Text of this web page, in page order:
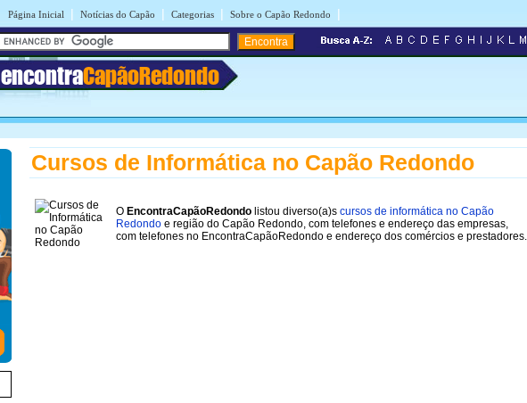
Página Inicial | Notícias do Capão | Categorias | Sobre o Capão Redondo |
encontraCapãoRedondo
Cursos de Informática no Capão Redondo
O EncontraCapãoRedondo listou diverso(a)s cursos de informática no Capão
Redondo e região do Capão Redondo, com telefones e endereço das empresas,
com telefones no EncontraCapãoRedondo e endereço dos comércios e prestadores.